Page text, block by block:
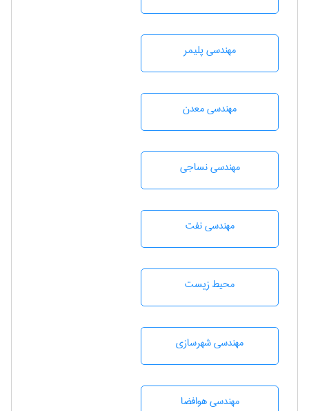
مهندسی پليمر
مهندسی معدن
مهندسي نساجی
مهندسی نفت
محيط زيست
مهندسی شهرسازی
مهندسی هوافضا